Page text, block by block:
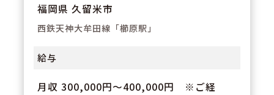
福岡県 久留米市
西鉄天神大牟田線「櫛原駅」
給与
月収 300,000円～400,000円 ※ご経